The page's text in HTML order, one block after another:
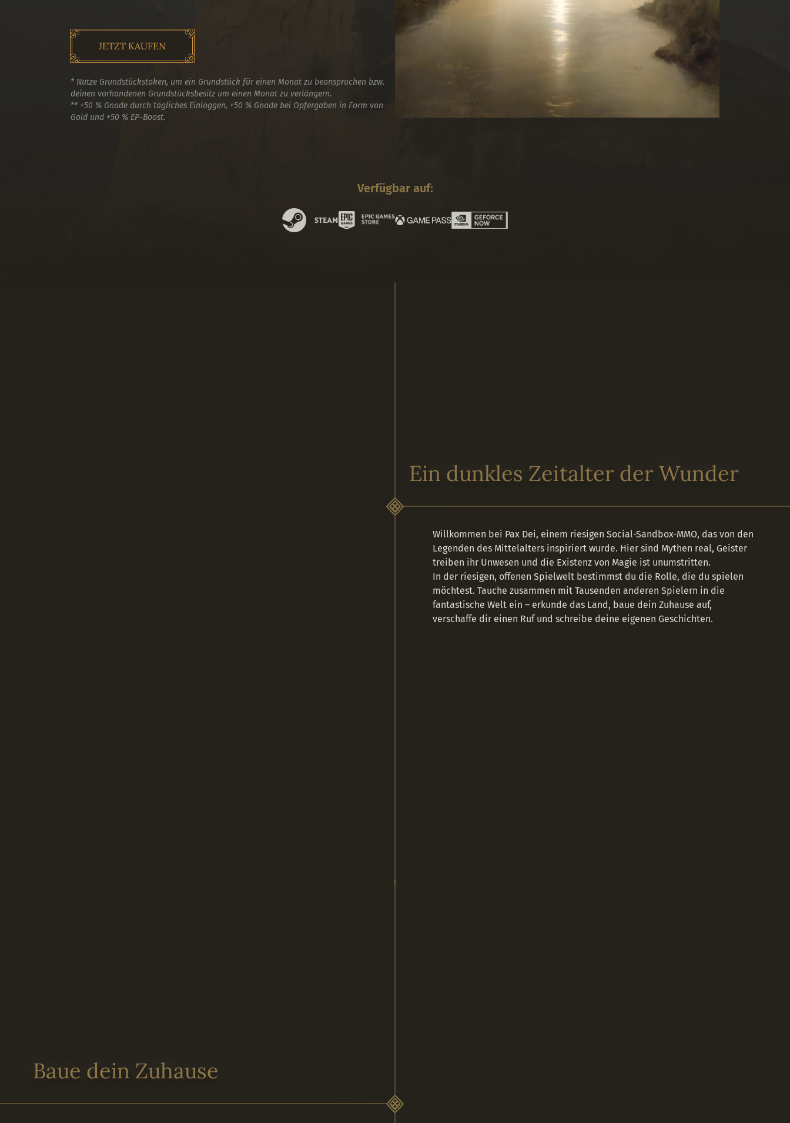
Jetzt kaufen!
JETZT KAUFEN
* Nutze Grundstückstoken, um ein Grundstück für einen Monat zu beanspruchen bzw.
deinen vorhandenen Grundstücksbesitz um einen Monat zu verlängern.
** +50 % Gnade durch tägliches Einloggen, +50 % Gnade bei Opfergaben in Form von
Gold und +50 % EP-Boost.
Verfügbar auf:
Ein dunkles Zeitalter der Wunder
Willkommen bei Pax Dei, einem riesigen Social-Sandbox-MMO, das von den
Legenden des Mittelalters inspiriert wurde. Hier sind Mythen real, Geister
treiben ihr Unwesen und die Existenz von Magie ist unumstritten.
In der riesigen, offenen Spielwelt bestimmst du die Rolle, die du spielen
möchtest. Tauche zusammen mit Tausenden anderen Spielern in die
fantastische Welt ein – erkunde das Land, baue dein Zuhause auf,
verschaffe dir einen Ruf und schreibe deine eigenen Geschichten.
Baue dein Zuhause